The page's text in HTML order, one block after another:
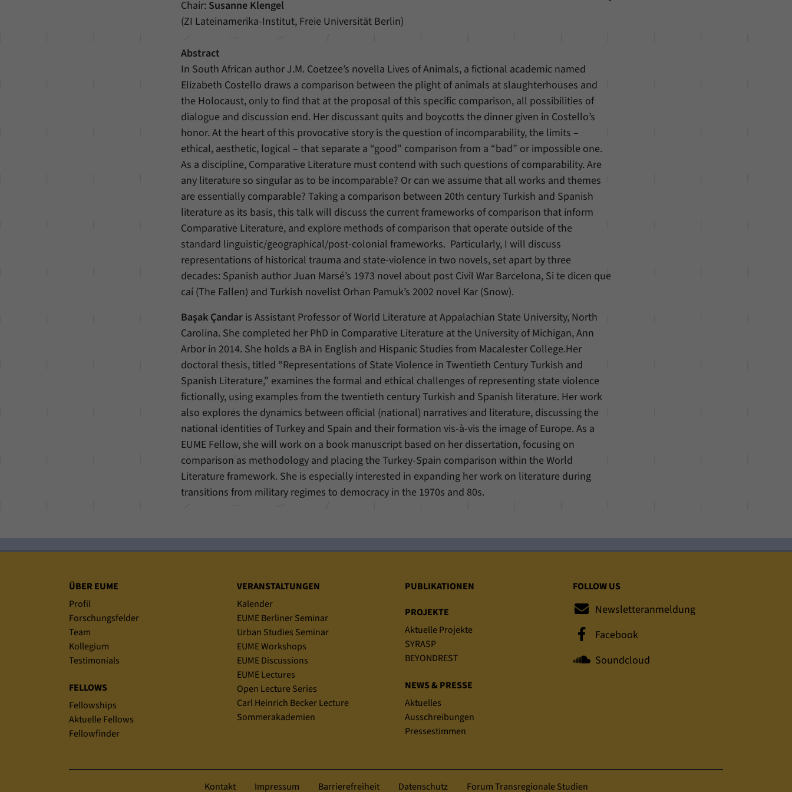
Chair: Susanne Klengel
(ZI Lateinamerika-Institut, Freie Universität Berlin)
Abstract
In South African author J.M. Coetzee’s novella Lives of Animals, a fictional academic named
Elizabeth Costello draws a comparison between the plight of animals at slaughterhouses and
the Holocaust, only to find that at the proposal of this specific comparison, all possibilities of
dialogue and discussion end. Her discussant quits and boycotts the dinner given in Costello’s
honor. At the heart of this provocative story is the question of incomparability, the limits –
ethical, aesthetic, logical – that separate a “good” comparison from a “bad” or impossible one.
As a discipline, Comparative Literature must contend with such questions of comparability. Are
any literature so singular as to be incomparable? Or can we assume that all works and themes
are essentially comparable? Taking a comparison between 20th century Turkish and Spanish
literature as its basis, this talk will discuss the current frameworks of comparison that inform
Comparative Literature, and explore methods of comparison that operate outside of the
standard linguistic/geographical/post-colonial frameworks. Particularly, I will discuss
representations of historical trauma and state-violence in two novels, set apart by three
decades: Spanish author Juan Marsé’s 1973 novel about post Civil War Barcelona, Si te dicen que
caí (The Fallen) and Turkish novelist Orhan Pamuk’s 2002 novel Kar (Snow).
Başak Çandar is Assistant Professor of World Literature at Appalachian State University, North
Carolina. She completed her PhD in Comparative Literature at the University of Michigan, Ann
Arbor in 2014. She holds a BA in English and Hispanic Studies from Macalester College.Her
doctoral thesis, titled “Representations of State Violence in Twentieth Century Turkish and
Spanish Literature,” examines the formal and ethical challenges of representing state violence
fictionally, using examples from the twentieth century Turkish and Spanish literature. Her work
also explores the dynamics between official (national) narratives and literature, discussing the
national identities of Turkey and Spain and their formation vis-à-vis the image of Europe. As a
EUME Fellow, she will work on a book manuscript based on her dissertation, focusing on
comparison as methodology and placing the Turkey-Spain comparison within the World
Literature framework. She is especially interested in expanding her work on literature during
transitions from military regimes to democracy in the 1970s and 80s.
Sitemap
ÜBER EUME
Profil
Forschungsfelder
Team
Kollegium
Testimonials
FELLOWS
Fellowships
Aktuelle Fellows
Fellowfinder
VERANSTALTUNGEN
Kalender
EUME Berliner Seminar
Urban Studies Seminar
EUME Workshops
EUME Discussions
EUME Lectures
Open Lecture Series
Carl Heinrich Becker Lecture
Sommerakademien
PUBLIKATIONEN
PROJEKTE
Aktuelle Projekte
SYRASP
BEYONDREST
NEWS & PRESSE
Aktuelles
Ausschreibungen
Pressestimmen
FOLLOW US
Newsletteranmeldung
Facebook
Soundcloud
Kontakt Impressum Barrierefreiheit Datenschutz Forum Transregionale Studien
eingestellt hat.
Name
Zweck
Mit diesem Cookie können wir speichern, von
welcher Internetseite oder Suchmaschine Besucher
durch eine Verlinkung auf unsere Internetseite
weitergeleitet wurden.
Name _pk_ses
Anbieter Matomo
Laufzeit 30 Minuten
Zweck
Mit diesem Cookie können wir für kurze Zeit Daten
über den aktuellen Aufenthalt von Besuchern auf
unserer Internetseite speichern.